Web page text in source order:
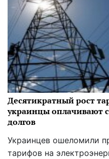
Десятикратный рост
украинцы оплачивают
долгов
Украинцев ошеломили
тарифов на